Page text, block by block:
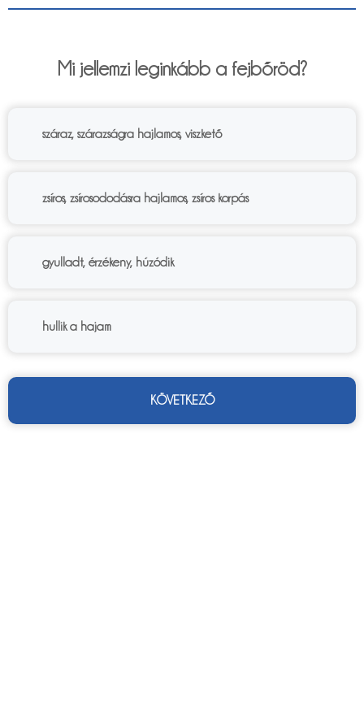
Mi jellemzi leginkább a fejbőröd?
száraz, szárazságra hajlamos, viszkető
zsíros, zsírosododásra hajlamos, zsíros korpás
gyulladt, érzékeny, húzódik
hullik a hajam
KÖVETKEZŐ